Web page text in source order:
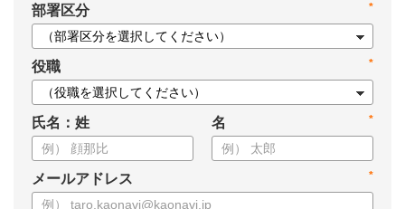
*
部署区分
*
役職
氏名：姓 *
名
*
メールアドレス